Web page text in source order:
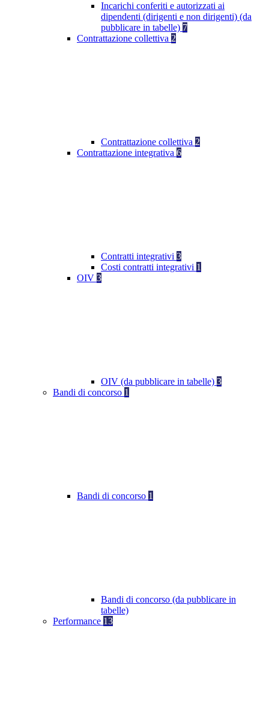
Incarichi conferiti e autorizzati ai
dipendenti (dirigenti e non dirigenti) (da
pubblicare in tabelle) 7
Contrattazione collettiva 2
Contrattazione collettiva 2
Contrattazione integrativa 6
Contratti integrativi 3
Costi contratti integrativi 1
OIV 3
OIV (da pubblicare in tabelle) 3
Bandi di concorso 1
Bandi di concorso 1
Bandi di concorso (da pubblicare in
tabelle)
Performance 13